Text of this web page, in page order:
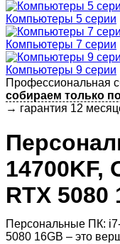
Компьютеры 5 серии
Компьютеры 7 серии
Компьютеры 9 серии
Профессиональная
собираем только
→ гарантия 12
14700KF,
RTX 5080
Персональные ПК:
5080 16GB – это